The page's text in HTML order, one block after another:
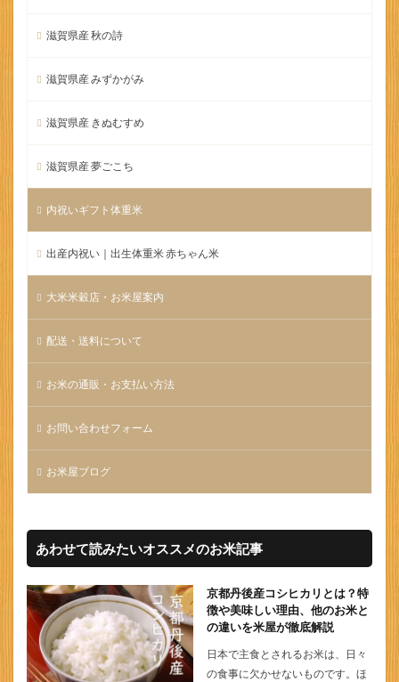
滋賀県産 秋の詩
滋賀県産 みずかがみ
滋賀県産 きぬむすめ
滋賀県産 夢ごこち
内祝いギフト体重米
出産内祝い｜出生体重米 赤ちゃん米
大米米穀店・お米屋案内
配送・送料について
お米の通販・お支払い方法
お問い合わせフォーム
お米屋ブログ
あわせて読みたいオススメのお米記事
京都丹後産コシヒカリとは？特
徴や美味しい理由、他のお米と
の違いを米屋が徹底解説
日本で主食とされるお米は、日々
の食事に欠かせないものです。ほ